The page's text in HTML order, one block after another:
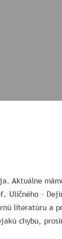
Aktuálne
Uličného -
literatúru a
chybu,